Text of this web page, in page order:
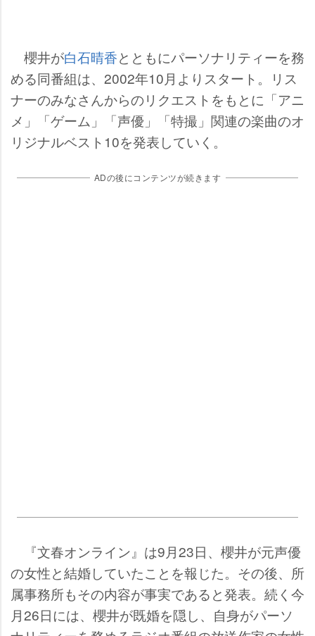
櫻井が白石晴香とともにパーソナリティーを務
める同番組は、2002年10月よりスタート。リス
ナーのみなさんからのリクエストをもとに「アニ
メ」「ゲーム」「声優」「特撮」関連の楽曲のオ
リジナルベスト10を発表していく。
ADの後にコンテンツが続きます
『文春オンライン』は9月23日、櫻井が元声優
の女性と結婚していたことを報じた。その後、所
属事務所もその内容が事実であると発表。続く今
月26日には、櫻井が既婚を隠し、自身がパーソ